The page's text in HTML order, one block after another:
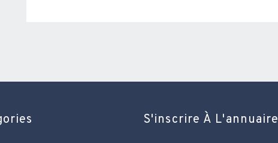
S'inscrire À L'annuaire